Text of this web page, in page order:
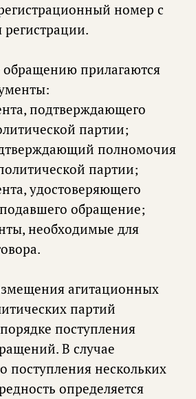
номер с
прилагаются
подтверждающего
партии;
полномочия
партии;
удостоверяющего
обращение;
необходимые для
агитационных
партий
поступления
В случае
поступления нескольких
определяется